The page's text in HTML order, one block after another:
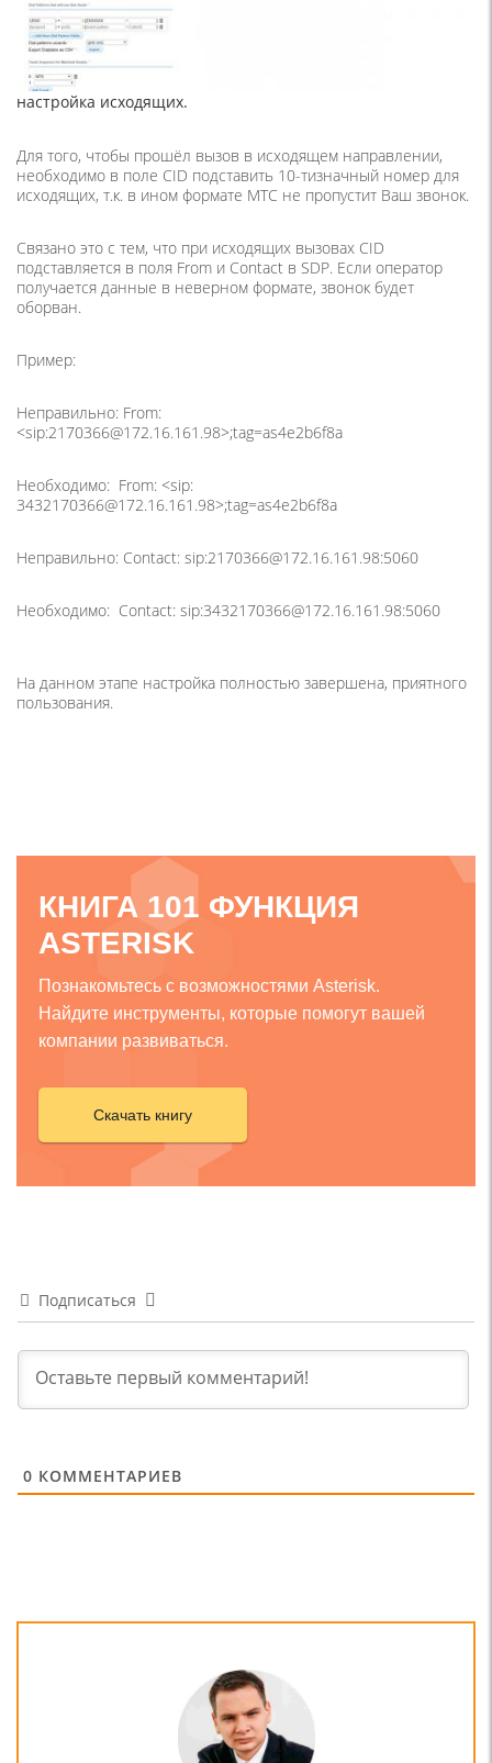
настройка исходящих.
Для того, чтобы прошёл вызов в исходящем направлении,
необходимо в поле CID подставить 10-тизначный номер для
исходящих, т.к. в ином формате МТС не пропустит Ваш звонок.
Связано это с тем, что при исходящих вызовах CID
подставляется в поля From и Contact в SDP. Если оператор
получается данные в неверном формате, звонок будет
оборван.
Пример:
Неправильно: From:
<sip:2170366@172.16.161.98>;tag=as4e2b6f8a
Необходимо: From: <sip:
3432170366@172.16.161.98>;tag=as4e2b6f8a
Неправильно: Contact: sip:2170366@172.16.161.98:5060
Необходимо: Contact: sip:3432170366@172.16.161.98:5060
На данном этапе настройка полностью завершена, приятного
пользования.
КНИГА 101 ФУНКЦИЯ
ASTERISK
Познакомьтесь с возможностями Asterisk.
Найдите инструменты, которые помогут вашей
компании развиваться.
Скачать книгу
Подписаться
0 КОММЕНТАРИЕВ